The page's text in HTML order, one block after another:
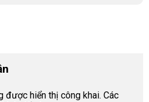
được hiển thị công khai. Các